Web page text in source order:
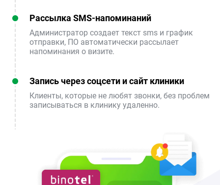
Рассылка SMS-напоминаний
Администратор создает текст sms и график
отправки, ПО автоматически рассылает
напоминания о визите.
Запись через соцсети и сайт клиники
Клиенты, которые не любят звонки, без проблем
записываться в клинику удаленно.